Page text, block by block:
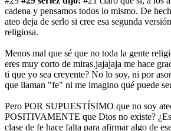
cadena y pensamos todos lo mismo. De
ateo deja de serlo si cree esa segunda
religiosa.
Menos mal que sé que no toda la gente
eres muy corto de miras.jajajaja me hace
ti que yo sea creyente? No lo soy, ni por
que llaman "fe" ni me imagino qué puede
Pero POR SUPUESTÍSIMO que no soy
POSITIVAMENTE que Dios no existe?
clase de fe hace falta para afirmar algo de